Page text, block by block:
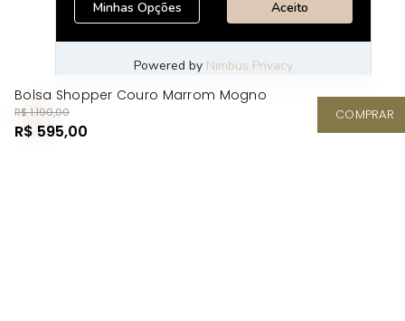
Bolsa Shopper Couro Marrom Mogno
R$ 1.190,00
R$ 595,00
COMPRAR